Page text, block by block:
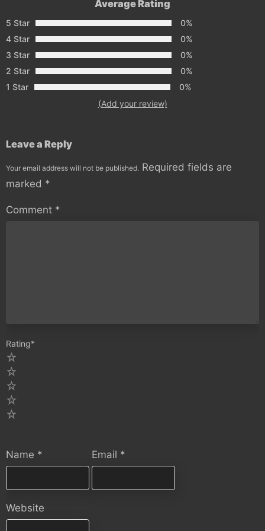
Average Rating
5 Star
0%
4 Star
0%
3 Star
0%
2 Star
0%
1 Star
0%
(Add your review)
Leave a Reply
Your email address will not be published. Required fields are
marked *
Comment *
Rating*
Name * Email *
Website